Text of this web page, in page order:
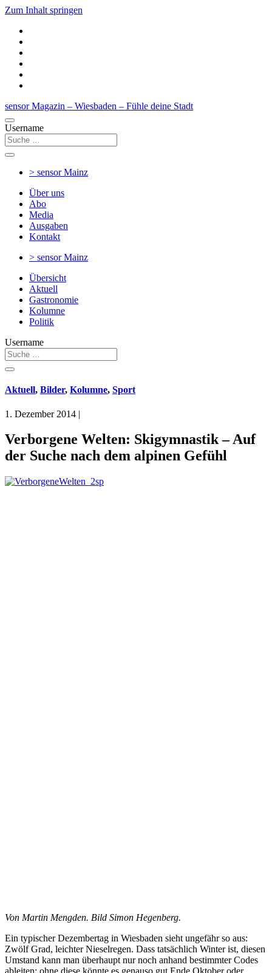
Zum Inhalt springen
sensor Magazin – Wiesbaden – Fühle deine Stadt
Username
> sensorMainz
Über uns
Abo
Media
Ausgaben
Kontakt
> sensorMainz
Übersicht
Aktuell
Gastronomie
Kolumne
Politik
Username
Aktuell, Bilder, Kolumne, Sport
1. Dezember 2014 |
Verborgene Welten: Skigymnastik – Auf
der Suche nach dem alpinen Gefühl
Von Martin Mengden. Bild Simon Hegenberg.
Ein typischer Dezembertag in Wiesbaden sieht ungefähr so aus:
Zwölf Grad, leichter Nieselregen. Dass tatsächlich Winter ist, diesen
Umstand kann man überhaupt nur noch anhand bestimmter Codes